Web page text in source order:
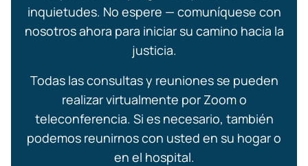
inquietudes. No espere — comuníquese con
nosotros ahora para iniciar su camino hacia la
justicia.
Todas las consultas y reuniones se pueden
realizar virtualmente por Zoom o
teleconferencia. Si es necesario, también
podemos reunirnos con usted en su hogar o
en el hospital.